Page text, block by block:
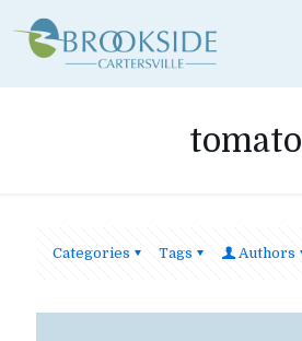
tomato
Categories Tags Authors